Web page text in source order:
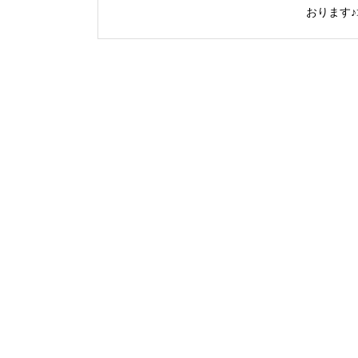
おります